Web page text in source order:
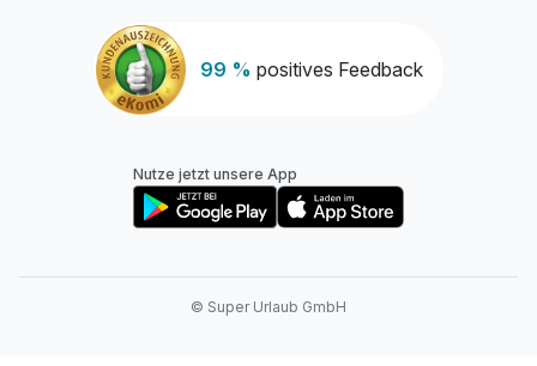
99 % positives Feedback
Nutze jetzt unsere App
© Super Urlaub GmbH